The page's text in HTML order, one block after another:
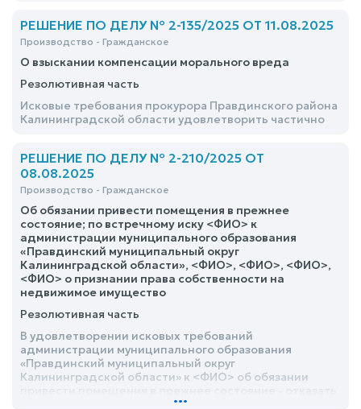
РЕШЕНИЕ ПО ДЕЛУ № 2-135/2025 ОТ 11.08.2025
Производство - Гражданское
О взыскании компенсации морального вреда
Резолютивная часть
Исковые требования прокурора Правдинского района
Калининградской области удовлетворить частично
РЕШЕНИЕ ПО ДЕЛУ № 2-210/2025 ОТ
08.08.2025
Производство - Гражданское
Об обязании привести помещения в прежнее
состояние; по встречному иску <ФИО> к
администрации муниципального образования
«Правдинский муниципальный округ
Калининградской области», <ФИО>, <ФИО>, <ФИО>,
<ФИО> о признании права собственности на
недвижимое имущество
Резолютивная часть
В удовлетворении исковых требований
администрации муниципального образования
«Правдинский муниципальный округ
Калининградской области» к <ФИО> об обязании
...